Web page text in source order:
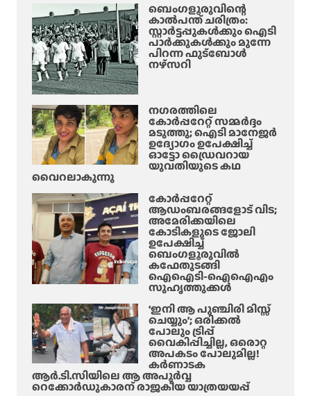
ബെംഗളൂരുവിന്റെ
കാൽപന്ത് ചരിത്രം:
സ്റ്റാർട്ടപ്പുകൾക്കും ഐടി
പാർക്കുകൾക്കും മുന്നേ
പിറന്ന ഫുട്ബോൾ
നഴ്സറി
നഗരത്തിലെ
കോർപ്പറേറ്റ് സമ്മർദ്ദം
മടുത്തു; ഐടി മാനേജർ
ഉദ്യോഗം ഉപേക്ഷിച്ച്
ഓട്ടോ ഡ്രൈവറായ
യുവതിയുടെ കഥ
വൈറലാകുന്നു
കോർപ്പറേറ്റ്
ആഡംബരങ്ങളോട് വിട;
അമേരിക്കയിലെ
കോടികളുടെ ജോലി
ഉപേക്ഷിച്ച്
ബെംഗളൂരുവിൽ
കഫേതുടങ്ങി
ഐഐടി-ഐഐഎം
സുഹൃത്തുക്കൾ
‘ഇനി ആ പുഞ്ചിരി മിസ്സ്
ചെയ്യും’; ഒരിക്കൽ
പോലും ട്രിപ്പ്
വൈകിപ്പിച്ചില്ല, ഒരൊറ്റ
അപകടം പോലുമില്ല!
കർണാടക
ആർ.ടി.സിയിലെ ആ അപൂർവ്വ
റെക്കോർഡുകാരന് രാജകീയ യാത്രയയപ്പ്